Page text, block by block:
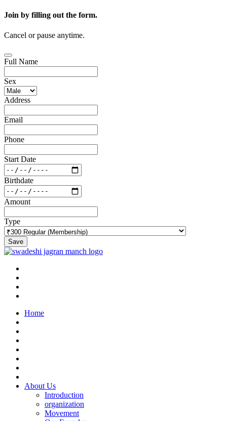
Join by filling out the form.
Cancel or pause anytime.
Full Name
Sex
Address
Email
Phone
Start Date
Birthdate
Amount
Type
Save
Home
About Us
Introduction
organization
Movement